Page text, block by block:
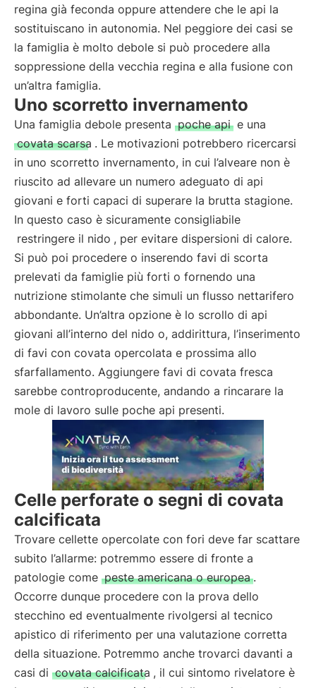
regina già feconda oppure attendere che le api la
sostituiscano in autonomia. Nel peggiore dei casi se
la famiglia è molto debole si può procedere alla
soppressione della vecchia regina e alla fusione con
un’altra famiglia.
Uno scorretto invernamento
Una famiglia debole presenta poche api e una
covata scarsa . Le motivazioni potrebbero ricercarsi
in uno scorretto invernamento, in cui l’alveare non è
riuscito ad allevare un numero adeguato di api
giovani e forti capaci di superare la brutta stagione.
In questo caso è sicuramente consigliabile
restringere il nido , per evitare dispersioni di calore.
Si può poi procedere o inserendo favi di scorta
prelevati da famiglie più forti o fornendo una
nutrizione stimolante che simuli un flusso nettarifero
abbondante. Un’altra opzione è lo scrollo di api
giovani all’interno del nido o, addirittura, l’inserimento
di favi con covata opercolata e prossima allo
sfarfallamento. Aggiungere favi di covata fresca
sarebbe controproducente, andando a rincarare la
mole di lavoro sulle poche api presenti.
Celle perforate o segni di covata
calcificata
Trovare cellette opercolate con fori deve far scattare
subito l’allarme: potremmo essere di fronte a
patologie come peste americana o europea .
Occorre dunque procedere con la prova dello
stecchino ed eventualmente rivolgersi al tecnico
apistico di riferimento per una valutazione corretta
della situazione. Potremmo anche trovarci davanti a
casi di covata calcificata , il cui sintomo rivelatore è